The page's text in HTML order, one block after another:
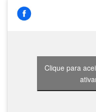
Clique para